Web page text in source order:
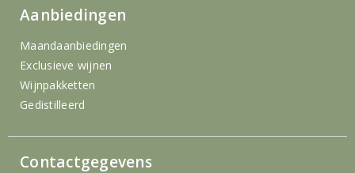
Aanbiedingen
Maandaanbiedingen
Exclusieve wijnen
Wijnpakketten
Gedistilleerd
Contactgegevens